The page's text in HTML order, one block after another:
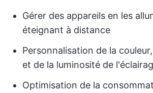
Gérer des appareils en les
éteignant à distance
Personnalisation de la
et de la luminosité de
Optimisation de la